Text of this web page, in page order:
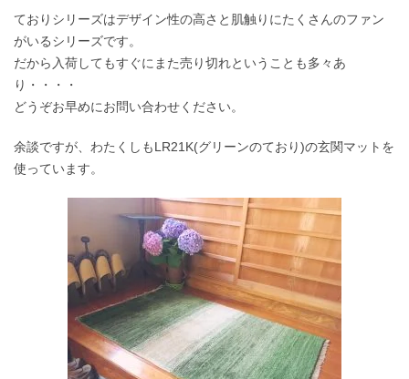
ておりシリーズはデザイン性の高さと肌触りにたくさんのファン
がいるシリーズです。
だから入荷してもすぐにまた売り切れということも多々あ
り・・・・
どうぞお早めにお問い合わせください。
余談ですが、わたくしもLR21K(グリーンのており)の玄関マットを
使っています。